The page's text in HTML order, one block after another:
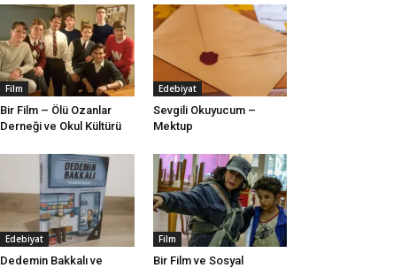
Film
Bir Film – Ölü Ozanlar
Derneği ve Okul Kültürü
Edebiyat
Sevgili Okuyucum –
Mektup
Edebiyat
Dedemin Bakkalı ve
Film
Bir Film ve Sosyal